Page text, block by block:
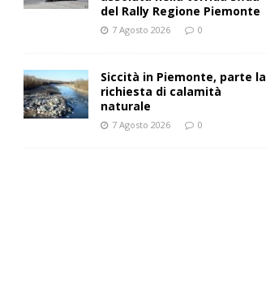
del Rally Regione Piemonte
7 Agosto 2026 0
Siccità in Piemonte, parte la
richiesta di calamità
naturale
7 Agosto 2026 0